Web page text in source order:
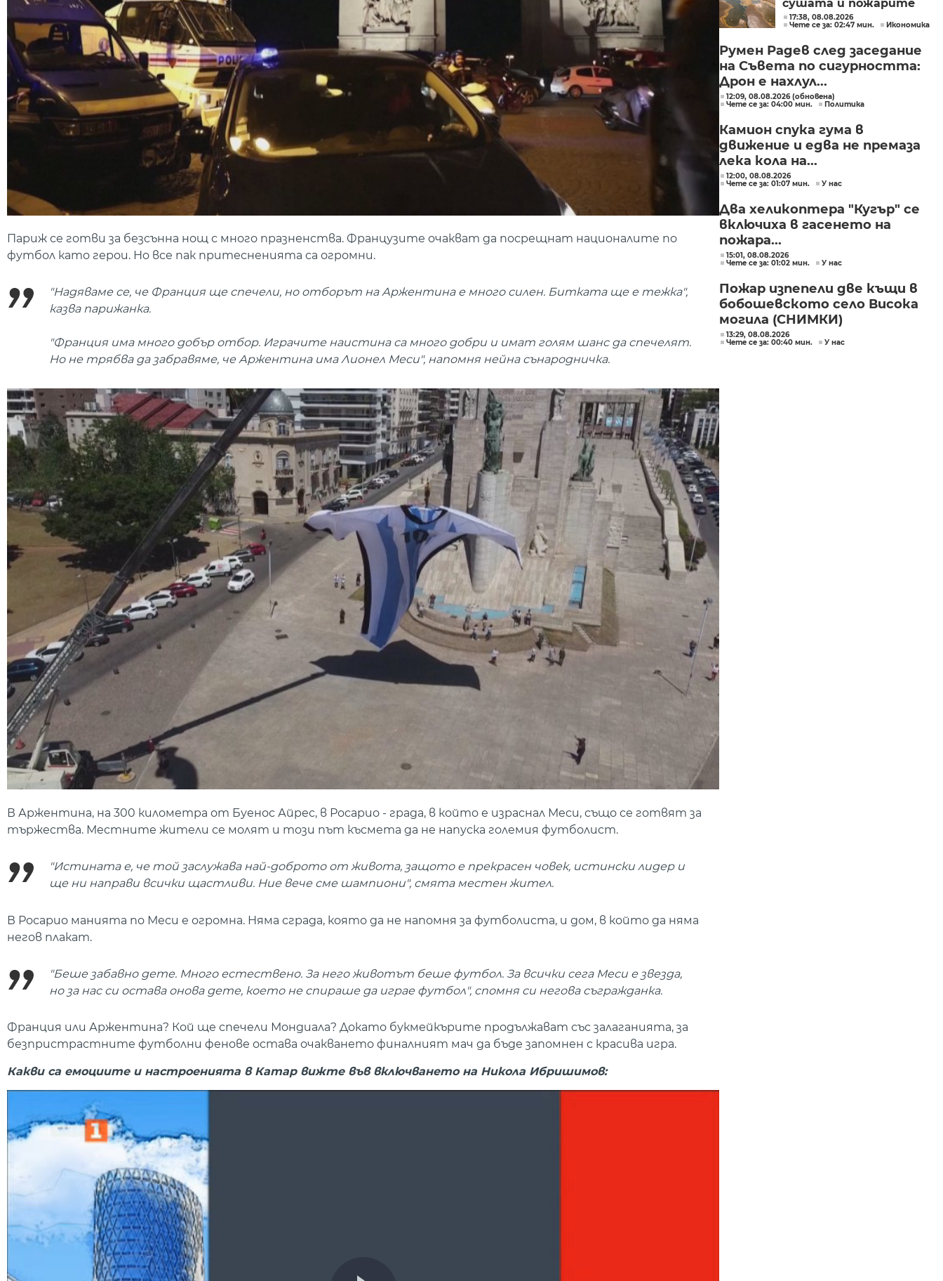
Париж се готви за безсънна нощ с много празненства. Французите очакват да посрещнат националите по
футбол като герои. Но все пак притесненията са огромни.
"Надяваме се, че Франция ще спечели, но отборът на Аржентина е много силен. Битката ще е тежка",
казва парижанка.
"Франция има много добър отбор. Играчите наистина са много добри и имат голям шанс да спечелят.
Но не трябва да забравяме, че Аржентина има Лионел Меси", напомня нейна сънародничка.
В Аржентина, на 300 километра от Буенос Айрес, в Росарио - града, в който е израснал Меси, също се готвят за
тържества. Местните жители се молят и този път късмета да не напуска големия футболист.
"Истината е, че той заслужава най-доброто от живота, защото е прекрасен човек, истински лидер и
ще ни направи всички щастливи. Ние вече сме шампиони", смята местен жител.
В Росарио манията по Меси е огромна. Няма сграда, която да не напомня за футболиста, и дом, в който да няма
негов плакат.
"Беше забавно дете. Много естествено. За него животът беше футбол. За всички сега Меси е звезда,
но за нас си остава онова дете, което не спираше да играе футбол", спомня си негова съгражданка.
Франция или Аржентина? Кой ще спечели Мондиала? Докато букмейкърите продължават със залаганията, за
безпристрастните футболни фенове остава очакването финалният мач да бъде запомнен с красива игра.
Какви са емоциите и настроенията в Катар вижте във включването на Никола Ибришимов:
сушата и пожарите
17:38, 08.08.2026
Чете се за: 02:47 мин.
Икономика
Румен Радев след заседание
на Съвета по сигурността:
Дрон е нахлул...
12:09, 08.08.2026 (обновена)
Чете се за: 04:00 мин.
Политика
Камион спука гума в
движение и едва не премаза
лека кола на...
12:00, 08.08.2026
Чете се за: 01:07 мин.
У нас
Два хеликоптера "Кугър" се
включиха в гасенето на
пожара...
15:01, 08.08.2026
Чете се за: 01:02 мин.
У нас
Пожар изпепели две къщи в
бобошевското село Висока
могила (СНИМКИ)
13:29, 08.08.2026
Чете се за: 00:40 мин.
У нас